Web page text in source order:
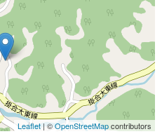
Leaflet | ©OpenStreetMapcontributors